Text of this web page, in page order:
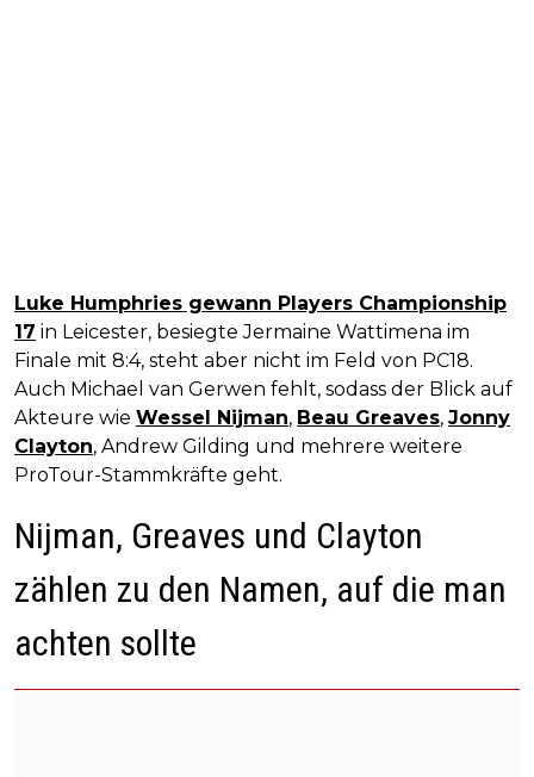
Luke Humphries gewann Players Championship
17 in Leicester, besiegte Jermaine Wattimena im
Finale mit 8:4, steht aber nicht im Feld von PC18.
Auch Michael van Gerwen fehlt, sodass der Blick auf
Akteure wie Wessel Nijman, Beau Greaves, Jonny
Clayton, Andrew Gilding und mehrere weitere
ProTour-Stammkräfte geht.
Nijman, Greaves und Clayton
zählen zu den Namen, auf die man
achten sollte